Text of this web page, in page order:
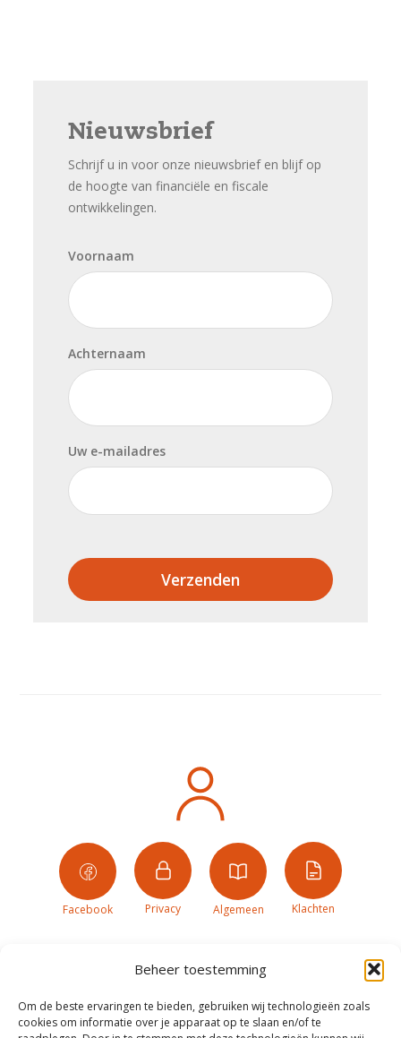
Beheer toestemming
Om de beste ervaringen te bieden, gebruiken wij technologieën zoals
cookies om informatie over je apparaat op te slaan en/of te
Nieuwsbrief
Schrijf u in voor onze nieuwsbrief en blijf op
de hoogte van financiële en fiscale
ontwikkelingen.
Voornaam
Achternaam
Uw e-mailadres
Verzenden
Facebook Privacy Algemeen Klachten